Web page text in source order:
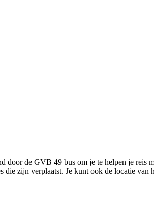
door de GVB 49 bus om je te helpen je reis
zijn verplaatst. Je kunt ook de locatie van